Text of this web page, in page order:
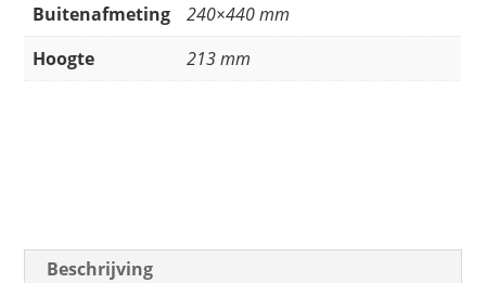
Buitenafmeting
240×440 mm
Hoogte
213 mm
Beschrijving